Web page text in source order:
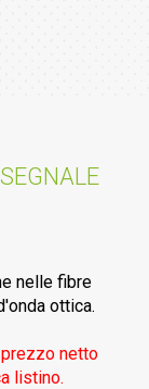
nelle fibre
ottica.
prezzo netto
listino.